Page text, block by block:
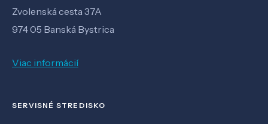
Zvolenská cesta 37A
974 05 Banská Bystrica
Viac informácií
SERVISNÉ STREDISKO